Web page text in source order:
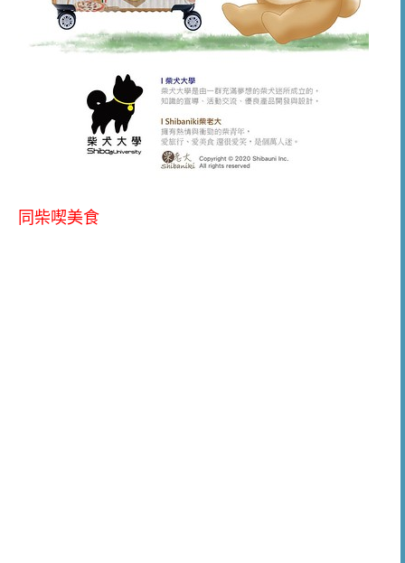
同柴喫美食